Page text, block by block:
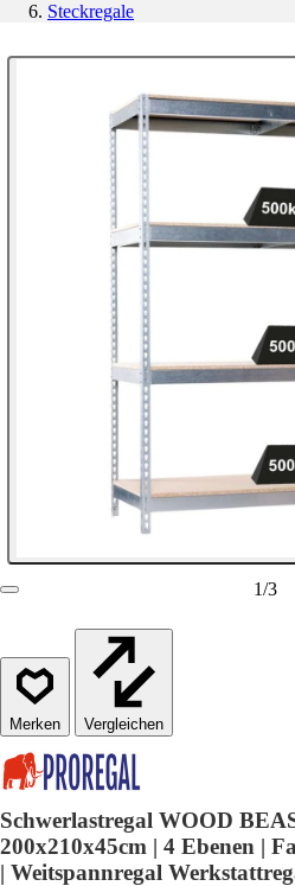
Steckregale
1/3
Vergleichen
Schwerlastregal WOOD
200x210x45cm | 4 Ebenen |
| Weitspannregal